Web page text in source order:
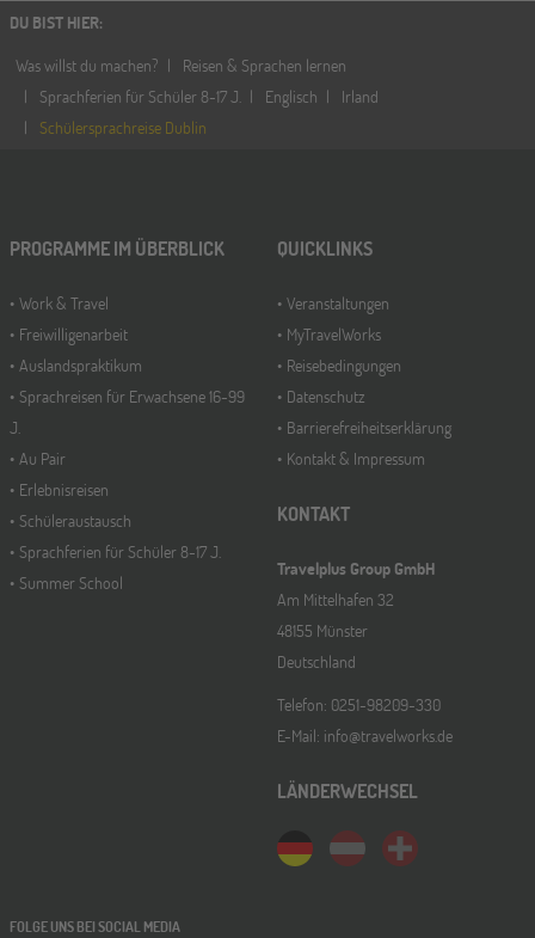
DU BIST HIER:
Was willst du machen?
Reisen & Sprachen lernen
Sprachferien für Schüler 8-17 J.
Englisch
Irland
Schülersprachreise Dublin
PROGRAMME IM ÜBERBLICK
Work & Travel
Freiwilligenarbeit
Auslandspraktikum
Sprachreisen für Erwachsene 16-99
J.
Au Pair
Erlebnisreisen
Schüleraustausch
Sprachferien für Schüler 8-17 J.
Summer School
QUICKLINKS
Veranstaltungen
MyTravelWorks
Reisebedingungen
Datenschutz
Barrierefreiheitserklärung
Kontakt & Impressum
KONTAKT
Travelplus Group GmbH
Am Mittelhafen 32
48155 Münster
Deutschland
Telefon: 0251-98209-330
E-Mail: info@travelworks.de
LÄNDERWECHSEL
FOLGE UNS BEI SOCIAL MEDIA